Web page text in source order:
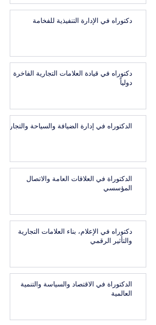
دكتوراه في الإدارة التنفيذية للفخامة
دكتوراه في قيادة العلامات التجارية الفاخرة
دولياً
الدكتوراه في إدارة الضيافة والسياحة والتجارب
الدكتوراة في العلاقات العامة والاتصال
المؤسسي
دكتوراه في الإعلام، بناء العلامات التجارية
والتأثير الرقمي
الدكتوراة في الاقتصاد والسياسة والتنمية
العالمية